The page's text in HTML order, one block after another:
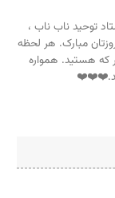
توحید ناب ناب ،
مبارک. هر لحظه
که هستید. همواره